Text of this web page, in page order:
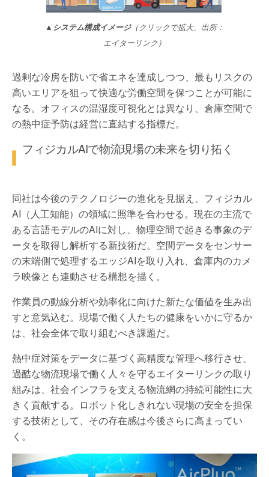
▲システム構成イメージ（クリックで拡大、出所：
エイターリンク）
過剰な冷房を防いで省エネを達成しつつ、最もリスクの
高いエリアを狙って快適な労働空間を保つことが可能に
なる。オフィスの温湿度可視化とは異なり、倉庫空間で
の熱中症予防は経営に直結する指標だ。
フィジカルAIで物流現場の未来を切り拓く
同社は今後のテクノロジーの進化を見据え、フィジカル
AI（人工知能）の領域に照準を合わせる。現在の主流で
ある言語モデルのAIに対し、物理空間で起きる事象のデ
ータを取得し解析する新技術だ。空間データをセンサー
の末端側で処理するエッジAIを取り入れ、倉庫内のカメ
ラ映像とも連動させる構想を描く。
作業員の動線分析や効率化に向けた新たな価値を生み出
すと意気込む。現場で働く人たちの健康をいかに守るか
は、社会全体で取り組むべき課題だ。
熱中症対策をデータに基づく高精度な管理へ移行させ、
過酷な物流現場で働く人々を守るエイターリンクの取り
組みは、社会インフラを支える物流網の持続可能性に大
きく貢献する。ロボット化しきれない現場の安全を担保
する技術として、その存在感は今後さらに高まってい
く。